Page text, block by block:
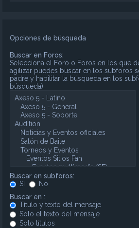
Opciones de búsqueda
Buscar en Foros:
Selecciona el Foro o Foros en los que
agilizar puedes buscar en los subforos
padre y habilitar la búsqueda en los
búsqueda).
Buscar en subforos:
Sí
No
Buscar en :
Título y texto del mensaje
Solo el texto del mensaje
Solo títulos